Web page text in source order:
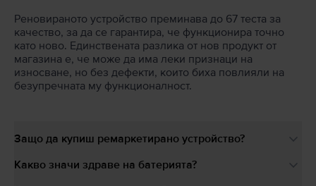
Реновираното устройство преминава до 67 теста за
качество, за да се гарантира, че функционира точно
като ново. Единствената разлика от нов продукт от
магазина е, че може да има леки признаци на
износване, но без дефекти, които биха повлияли на
безупречната му функционалност.
Защо да купиш ремаркетирано устройство?
Какво значи здраве на батерията?